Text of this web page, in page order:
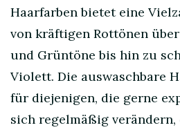
Haarfarben bietet eine
von kräftigen Rottönen
und Grüntöne bis hin zu
Violett. Die auswaschbare
für diejenigen, die gerne
sich regelmäßig